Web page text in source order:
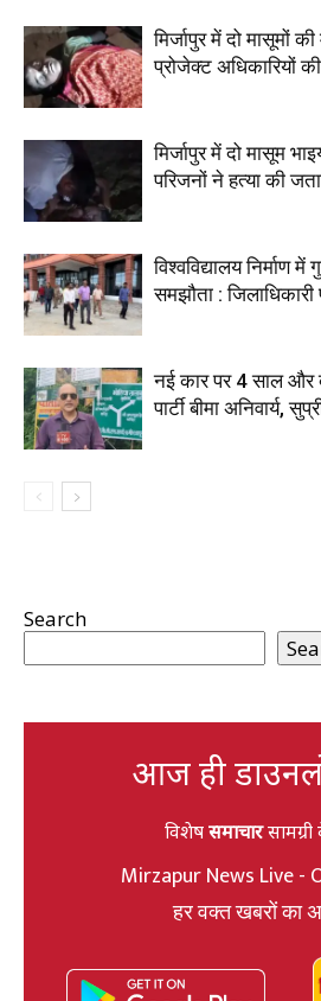
मिर्जापुर में दो मासूमों
प्रोजेक्ट अधिकारियों
मिर्जापुर में दो मासूम
परिजनों ने हत्या की
विश्वविद्यालय निर्माण
समझौता :
नई कार पर 4 साल और
पार्टी बीमा अनिवार्य,
Search
आज ही
विशेषसमाचार
Mirzapur News Live -
हर वक्त खबरों का